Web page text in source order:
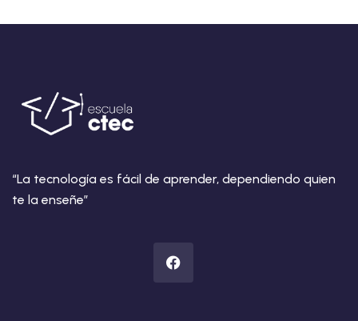
“La tecnología es fácil de aprender, dependiendo quien
te la enseñe”